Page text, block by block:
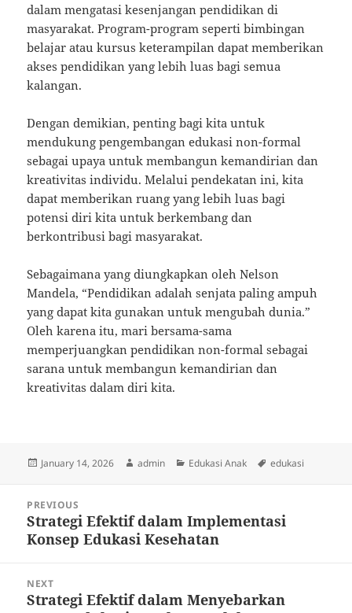
dalam mengatasi kesenjangan pendidikan di
masyarakat. Program-program seperti bimbingan
belajar atau kursus keterampilan dapat memberikan
akses pendidikan yang lebih luas bagi semua
kalangan.
Dengan demikian, penting bagi kita untuk
mendukung pengembangan edukasi non-formal
sebagai upaya untuk membangun kemandirian dan
kreativitas individu. Melalui pendekatan ini, kita
dapat memberikan ruang yang lebih luas bagi
potensi diri kita untuk berkembang dan
berkontribusi bagi masyarakat.
Sebagaimana yang diungkapkan oleh Nelson
Mandela, “Pendidikan adalah senjata paling ampuh
yang dapat kita gunakan untuk mengubah dunia.”
Oleh karena itu, mari bersama-sama
memperjuangkan pendidikan non-formal sebagai
sarana untuk membangun kemandirian dan
kreativitas dalam diri kita.
Posted
January 14, 2026 Author
admin Categories
Edukasi Anak Tags
edukasi
navigation
PREVIOUS
Previous
post:
Strategi Efektif dalam Implementasi
Konsep Edukasi Kesehatan
NEXT
Next
Strategi Efektif dalam Menyebarkan